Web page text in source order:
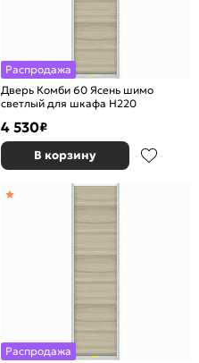
Распродажа
Дверь Комби 60 Ясень шимо
светлый для шкафа Н220
4 530₽
В корзину
Распродажа